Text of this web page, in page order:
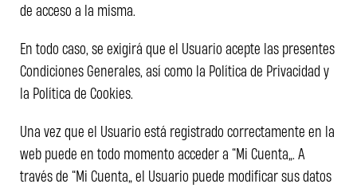
de acceso a la misma.
En todo caso, se exigirá que el Usuario acepte las presentes
Condiciones Generales, así como la Política de Privacidad y
la Política de Cookies.
Una vez que el Usuario está registrado correctamente en la
web puede en todo momento acceder a “Mi Cuenta”. A
través de “Mi Cuenta” el Usuario puede modificar sus datos